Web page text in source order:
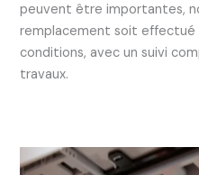
peuvent être importantes,
remplacement soit effectué
conditions, avec un suivi
travaux.